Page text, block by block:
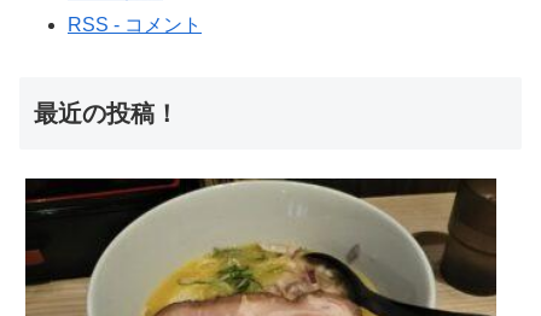
RSS - コメント
最近の投稿！